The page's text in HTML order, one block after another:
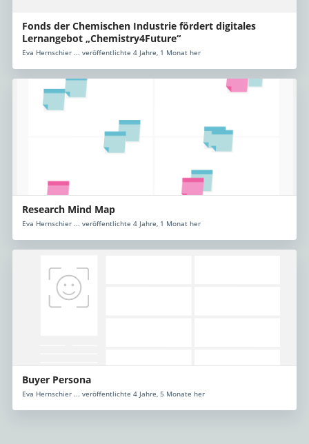
Fonds der Chemischen Industrie fördert digitales
Lernangebot „Chemistry4Future“
Eva Hernschier ... veröffentlichte 4 Jahre, 1 Monat her
Research Mind Map
Eva Hernschier ... veröffentlichte 4 Jahre, 1 Monat her
Buyer Persona
Eva Hernschier ... veröffentlichte 4 Jahre, 5 Monate her